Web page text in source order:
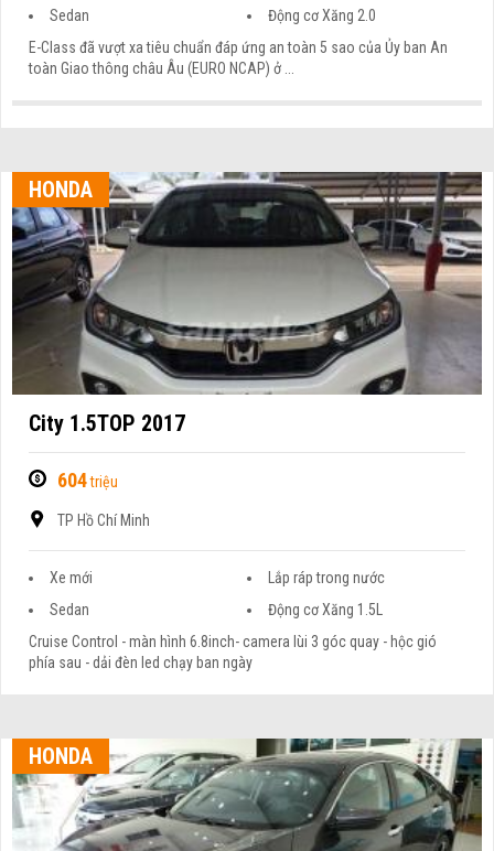
Sedan
Động cơ Xăng 2.0
E-Class đã vượt xa tiêu chuẩn đáp ứng an toàn 5 sao của Ủy ban An
toàn Giao thông châu Âu (EURO NCAP) ở ...
HONDA
City 1.5TOP 2017
604triệu
TP Hồ Chí Minh
Xe mới
Lắp ráp trong nước
Sedan
Động cơ Xăng 1.5L
Cruise Control - màn hình 6.8inch- camera lùi 3 góc quay - hộc gió
phía sau - dải đèn led chạy ban ngày
HONDA